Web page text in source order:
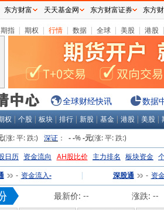
期指 | 期权 | 行情 | 数据 | 全球 | 美股 | 港股
全球财经快讯 数据
权 | 个股 | 板块 | 排行 | 新股 | 基金 | 港股 | 美股 |
(涨:平:跌:) 深证 ： - -% -元(涨:平:跌:)
日历 资金流向 AH股比价 主力排名 板块资金
- 资金流入- | 深股通 - 资
最新价: -- 涨跌: --
东方财富 天天基金网 东方财富证券 东方